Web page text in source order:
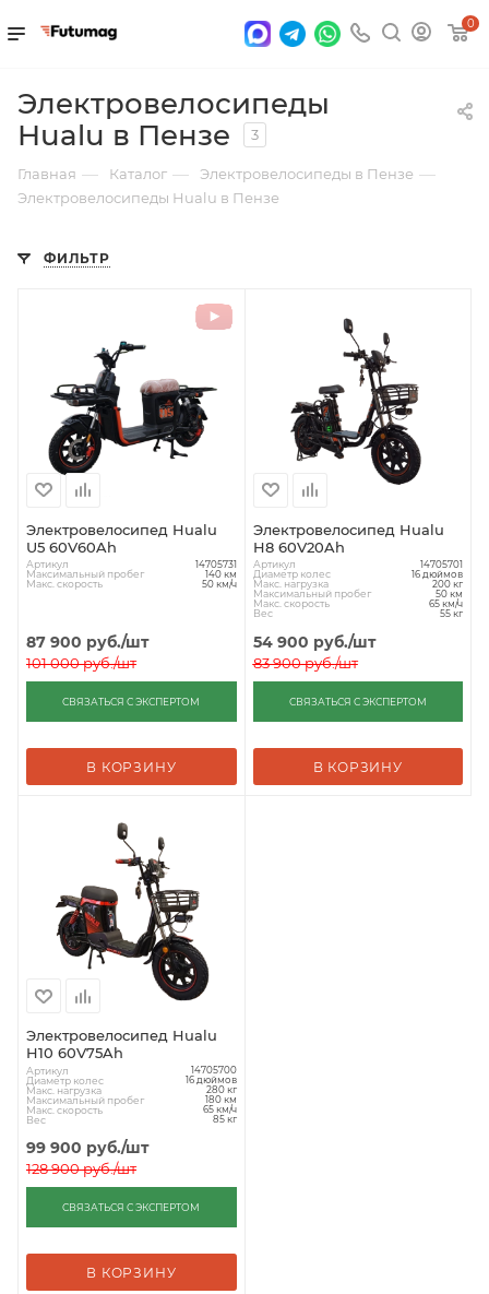
0
Электровелосипеды
Hualu в Пензе
3
Главная — Каталог — Электровелосипеды в Пензе —
Электровелосипеды Hualu в Пензе
ФИЛЬТР
Электровелосипед Hualu
U5 60V60Ah
Артикул 14705731
Максимальный пробег 140 км
Макс. скорость 50 км/ч
87 900 руб./шт
101 000руб./шт
СВЯЗАТЬСЯ С ЭКСПЕРТОМ
В КОРЗИНУ
Электровелосипед Hualu
H8 60V20Ah
Артикул 14705701
Диаметр колес 16 дюймов
Макс. нагрузка 200 кг
Максимальный пробег 50 км
Макс. скорость 65 км/ч
Вес 55 кг
54 900 руб./шт
83 900руб./шт
СВЯЗАТЬСЯ С ЭКСПЕРТОМ
В КОРЗИНУ
Электровелосипед Hualu
H10 60V75Ah
Артикул 14705700
Диаметр колес 16 дюймов
Макс. нагрузка 280 кг
Максимальный пробег 180 км
Макс. скорость 65 км/ч
Вес 85 кг
99 900 руб./шт
128 900руб./шт
СВЯЗАТЬСЯ С ЭКСПЕРТОМ
В КОРЗИНУ